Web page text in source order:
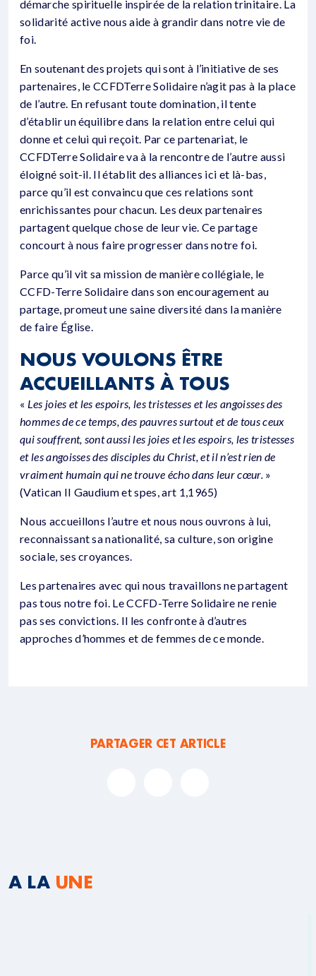
démarche spirituelle inspirée de la relation trinitaire. La
solidarité active nous aide à grandir dans notre vie de
foi.
En soutenant des projets qui sont à l’initiative de ses
partenaires, le CCFDTerre Solidaire n’agit pas à la place
de l’autre. En refusant toute domination, il tente
d’établir un équilibre dans la relation entre celui qui
donne et celui qui reçoit. Par ce partenariat, le
CCFDTerre Solidaire va à la rencontre de l’autre aussi
éloigné soit-il. Il établit des alliances ici et là-bas,
parce qu’il est convaincu que ces relations sont
enrichissantes pour chacun. Les deux partenaires
partagent quelque chose de leur vie. Ce partage
concourt à nous faire progresser dans notre foi.
Parce qu’il vit sa mission de manière collégiale, le
CCFD-Terre Solidaire dans son encouragement au
partage, promeut une saine diversité dans la manière
de faire Église.
NOUS VOULONS ÊTRE
ACCUEILLANTS À TOUS
« Les joies et les espoirs, les tristesses et les angoisses des
hommes de ce temps, des pauvres surtout et de tous ceux
qui souffrent, sont aussi les joies et les espoirs, les tristesses
et les angoisses des disciples du Christ, et il n’est rien de
vraiment humain qui ne trouve écho dans leur cœur. »
(Vatican II Gaudium et spes, art 1,1965)
Nous accueillons l’autre et nous nous ouvrons à lui,
reconnaissant sa nationalité, sa culture, son origine
sociale, ses croyances.
Les partenaires avec qui nous travaillons ne partagent
pas tous notre foi. Le CCFD-Terre Solidaire ne renie
pas ses convictions. Il les confronte à d’autres
approches d’hommes et de femmes de ce monde.
PARTAGER CET ARTICLE
A LA UNE